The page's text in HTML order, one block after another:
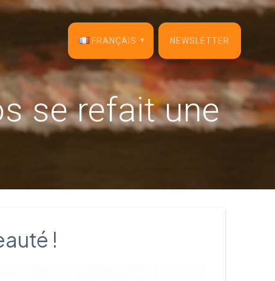
FRANÇAIS
Français
NEWSLETTER
se refait une
!